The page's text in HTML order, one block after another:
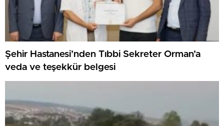
Şehir Hastanesi’nden Tıbbi Sekreter Orman’a
veda ve teşekkür belgesi